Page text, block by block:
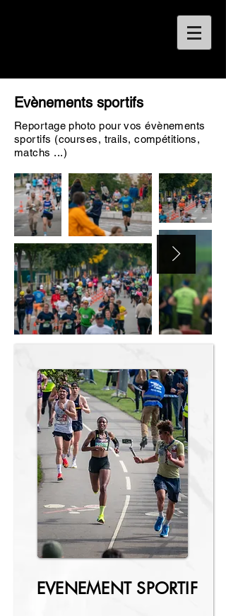
Evènements sportifs
Reportage photo pour vos évènements
sportifs (courses, trails, compétitions,
matchs ...)
EVENEMENT SPORTIF